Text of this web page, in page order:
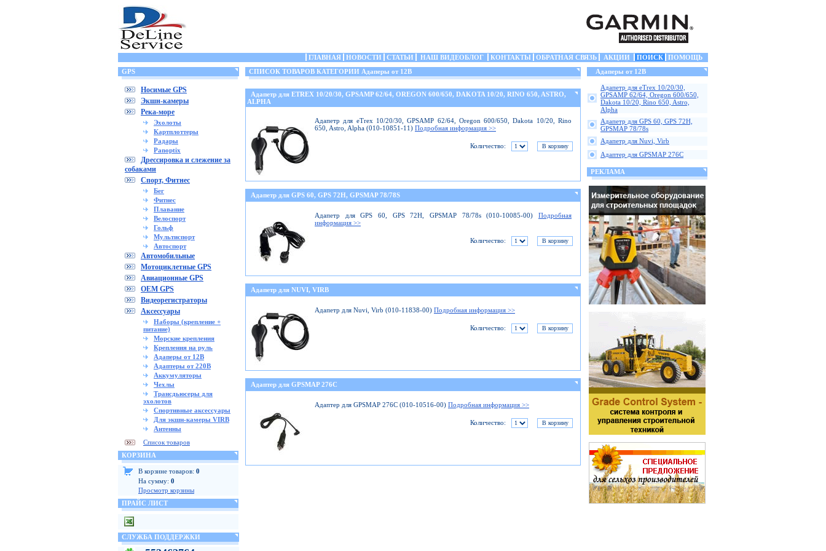
ГЛАВНАЯ НОВОСТИ СТАТЬИ НАШ ВИДЕОБЛОГ КОНТАКТЫ ОБРАТНАЯ СВЯЗЬ АКЦИИ ПОИСК
ПОМОЩЬ
GPS
Носимые GPS
Экшн-камеры
Река-море
Эхолоты
Картплоттеры
Радары
Panoptix
Дрессировка и слежение за
собаками
Спорт, Фитнес
Бег
Фитнес
Плавание
Велоспорт
Гольф
Мультиспорт
Автоспорт
Автомобильные
Мотоциклетные GPS
Авиационные GPS
OEM GPS
Видеорегистраторы
Аксессуары
Наборы (крепление +
питание)
Морские крепления
Крепления на руль
Адаперы от 12В
Адаптеры от 220В
Аккумуляторы
Чехлы
Трансдьюсеры для
эхолотов
Спортивные аксессуары
Для экшн-камеры VIRB
Антенны
Список товаров
КОРЗИНА
В корзине товаров: 0
На сумму: 0
Просмотр корзины
ПРАЙС ЛИСТ
СЛУЖБА ПОДДЕРЖКИ
СПИСОК ТОВАРОВ КАТЕГОРИИ Адаперы от 12В
Адапетр для ETREX 10/20/30, GPSAMP 62/64, OREGON 600/650, DAKOTA 10/20, RINO 650, ASTRO,
ALPHA
Адапетр для eTrex 10/20/30, GPSAMP 62/64, Oregon 600/650, Dakota 10/20, Rino
650, Astro, Alpha (010-10851-11) Подробная информация >>
Количество:
Адапетр для GPS 60, GPS 72H, GPSMAP 78/78S
Адапетр для GPS 60, GPS 72H, GPSMAP 78/78s (010-10085-00) Подробная
информация >>
Количество:
Адапетр для NUVI, VIRB
Адапетр для Nuvi, Virb (010-11838-00) Подробная информация >>
Количество:
Адаптер для GPSMAP 276C
Адаптер для GPSMAP 276C (010-10516-00) Подробная информация >>
Количество:
Адаперы от 12В
Адапетр для eTrex 10/20/30,
GPSAMP 62/64, Oregon 600/650,
Dakota 10/20, Rino 650, Astro,
Alpha
Адапетр для GPS 60, GPS 72H,
GPSMAP 78/78s
Адапетр для Nuvi, Virb
Адаптер для GPSMAP 276C
РЕКЛАМА